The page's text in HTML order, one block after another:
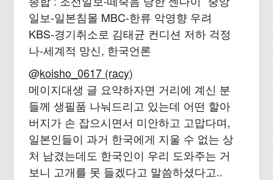
일보-일본침몰 MBC-한류 악영향 우려
KBS-경기취소로 김태균 컨디션 저하 걱정
나-세계적 망신, 한국언론
@koisho_0617 (racy)
메이지대생 글 요약하자면 거리에 계신 분
들께 생필품 나눠드리고 있는데 어떤 할아
버지가 손 잡으시면서 미안하고 고맙다며,
일본인들이 과거 한국에게 지울 수 없는 상
처 남겼는데도 한국인이 우리 도와주는 거
보니 고개를 못 들겠다고 말씀하셨다고..